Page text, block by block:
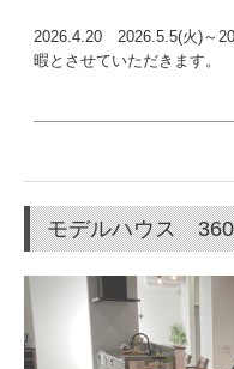
2026.4.20 2026.5.5(火)～
暇とさせていただきます。
モデルハウス